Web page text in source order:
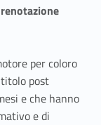
per coloro
post
e che hanno
e di